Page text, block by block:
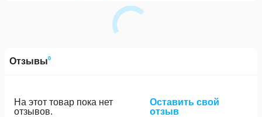
Отзывы0
На этот товар пока нет
отзывов.
Оставить свой
отзыв